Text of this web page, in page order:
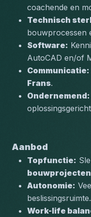
coachende en
Technisch
bouwprocessen
Software:
AutoCAD en/of
Communicatie:
Frans.
Ondernemend:
Aanbod
Topfunctie:
bouwprojecten
Autonomie:
beslissingsruimte.
Work-life